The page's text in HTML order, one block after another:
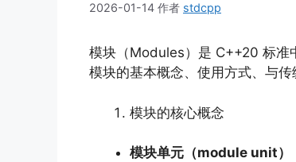
2026-01-14 作者 stdcpp
模块（Modules）是 C++20 标准
模块的基本概念、使用方式、与
模块的核心概念
模块单元（module unit）